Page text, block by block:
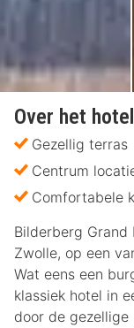
Over het hotel
Gezellig terras
Centrum
Comfortabele
Bilderberg
Zwolle, op een
Wat eens een
klassiek hotel in
door de